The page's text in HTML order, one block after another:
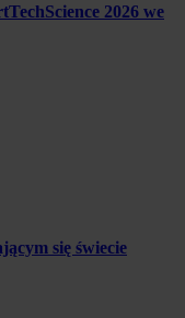
2026 we
się świecie